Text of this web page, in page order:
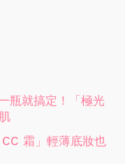
瓶就搞定！「極光
霜」輕薄底妝也